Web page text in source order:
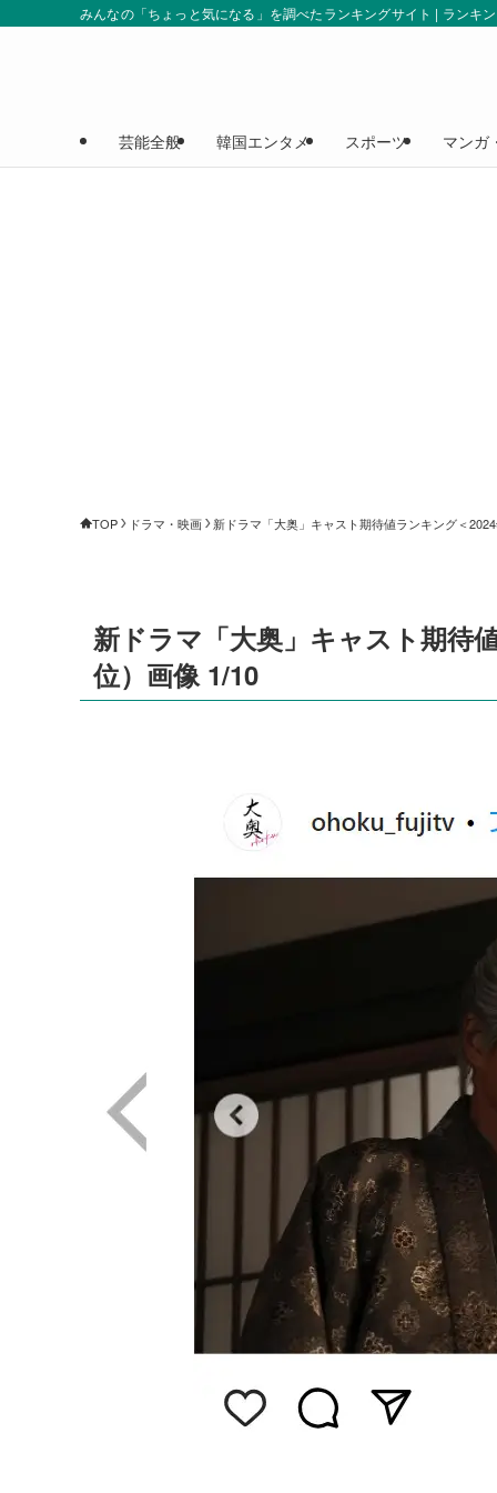
みんなの「ちょっと気になる」を調べたランキングサイト | ランキ
芸能全般 韓国エンタメ スポーツ マンガ
TOP ドラマ・映画 新ドラマ「大奥」キャスト期待値ランキング＜
新ドラマ「大奥」キャスト期待
位）画像 1/10